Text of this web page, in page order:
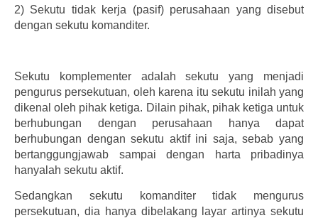
2) Sekutu tidak kerja (pasif) perusahaan yang disebut
dengan sekutu komanditer.
Sekutu komplementer adalah sekutu yang menjadi
pengurus persekutuan, oleh karena itu sekutu inilah yang
dikenal oleh pihak ketiga. Dilain pihak, pihak ketiga untuk
berhubungan dengan perusahaan hanya dapat
berhubungan dengan sekutu aktif ini saja, sebab yang
bertanggungjawab sampai dengan harta pribadinya
hanyalah sekutu aktif.
Sedangkan sekutu komanditer tidak mengurus
persekutuan, dia hanya dibelakang layar artinya sekutu